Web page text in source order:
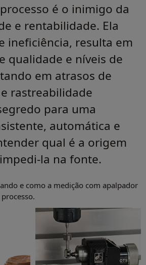
é o inimigo da
e rentabilidade. Ela
ineficiência, resulta em
qualidade e níveis de
em atrasos de
rastreabilidade
para uma
automática e
qual é a origem
la na fonte.
e como a medição com apalpador